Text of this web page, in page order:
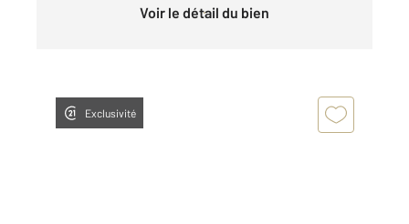
Voir le détail du bien
Exclusivité